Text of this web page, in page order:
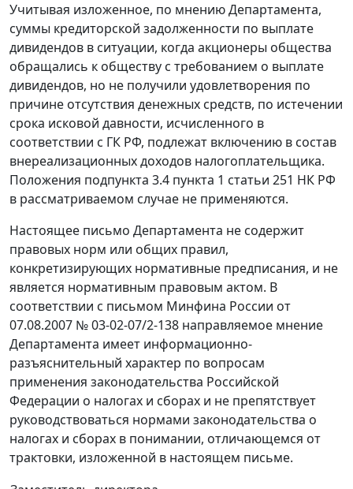
Учитывая изложенное, по мнению Департамента,
суммы кредиторской задолженности по выплате
дивидендов в ситуации, когда акционеры общества
обращались к обществу с требованием о выплате
дивидендов, но не получили удовлетворения по
причине отсутствия денежных средств, по истечении
срока исковой давности, исчисленного в
соответствии с ГК РФ, подлежат включению в состав
внереализационных доходов налогоплательщика.
Положения подпункта 3.4 пункта 1 статьи 251 НК РФ
в рассматриваемом случае не применяются.
Настоящее письмо Департамента не содержит
правовых норм или общих правил,
конкретизирующих нормативные предписания, и не
является нормативным правовым актом. В
соответствии с письмом Минфина России от
07.08.2007 № 03-02-07/2-138 направляемое мнение
Департамента имеет информационно-
разъяснительный характер по вопросам
применения законодательства Российской
Федерации о налогах и сборах и не препятствует
руководствоваться нормами законодательства о
налогах и сборах в понимании, отличающемся от
трактовки, изложенной в настоящем письме.